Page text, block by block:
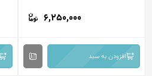
6,250,000
افزودن به سبد